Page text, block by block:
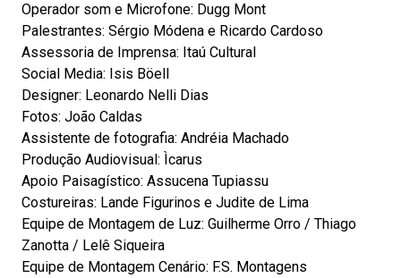
Operador som e Microfone: Dugg Mont
Palestrantes: Sérgio Módena e Ricardo Cardoso
Assessoria de Imprensa: Itaú Cultural
Social Media: Isis Böell
Designer: Leonardo Nelli Dias
Fotos: João Caldas
Assistente de fotografia: Andréia Machado
Produção Audiovisual: Ìcarus
Apoio Paisagístico: Assucena Tupiassu
Costureiras: Lande Figurinos e Judite de Lima
Equipe de Montagem de Luz: Guilherme Orro / Thiago
Zanotta / Lelê Siqueira
Equipe de Montagem Cenário: F.S. Montagens